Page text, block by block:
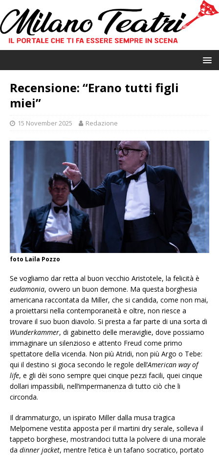
Recensione: “Erano tutti figli
miei”
15 November 2025 Redazione
foto Laila Pozzo
Se vogliamo dar retta al buon vecchio Aristotele, la felicità è
eudamonia, ovvero un buon demone. Ma questa borghesia
americana raccontata da Miller, che si candida, come non mai,
a proiettarsi nella contemporaneità e oltre, non riesce a
trovare il suo buon diavolo. Si presta a far parte di una sorta di
Wunderkammer, di gabinetto delle meraviglie, dove possiamo
immaginare un silenzioso e attento Freud come primo
spettatore della vicenda. Non più Atridi, non più Argo o Tebe:
qui il destino si gioca secondo le regole dell’American way of
life, e gli dèi sono sempre quei cinque pezzi facili, quei cinque
dollari impassibili, nell’impermanenza di tutto ciò che li
circonda.
Il drammaturgo, un ispirato Miller dalla musa tragica
Melpomene vestita apposta per il martini dry serale, solleva il
tappeto borghese, mostrandoci tutta la polvere di una morale
da dinner jacket, mentre l’etica è un tafano socratico, portato